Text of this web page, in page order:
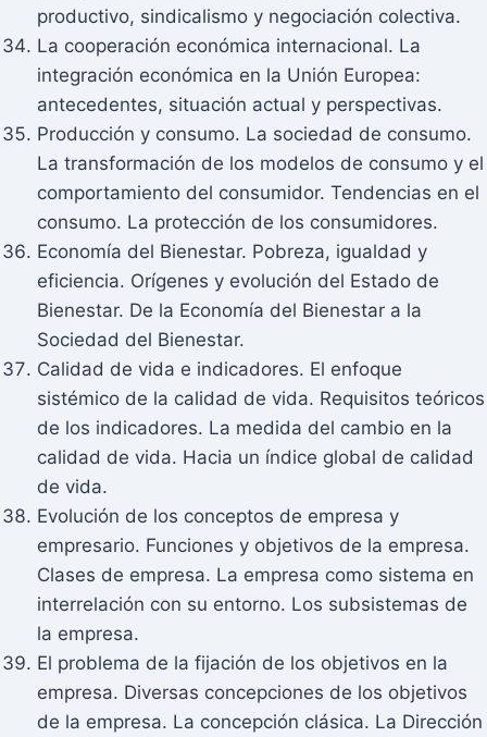
productivo, sindicalismo y negociación colectiva.
La cooperación económica internacional. La
integración económica en la Unión Europea:
antecedentes, situación actual y perspectivas.
Producción y consumo. La sociedad de consumo.
La transformación de los modelos de consumo y el
comportamiento del consumidor. Tendencias en el
consumo. La protección de los consumidores.
Economía del Bienestar. Pobreza, igualdad y
eficiencia. Orígenes y evolución del Estado de
Bienestar. De la Economía del Bienestar a la
Sociedad del Bienestar.
Calidad de vida e indicadores. El enfoque
sistémico de la calidad de vida. Requisitos teóricos
de los indicadores. La medida del cambio en la
calidad de vida. Hacia un índice global de calidad
de vida.
Evolución de los conceptos de empresa y
empresario. Funciones y objetivos de la empresa.
Clases de empresa. La empresa como sistema en
interrelación con su entorno. Los subsistemas de
la empresa.
El problema de la fijación de los objetivos en la
empresa. Diversas concepciones de los objetivos
de la empresa. La concepción clásica. La Dirección